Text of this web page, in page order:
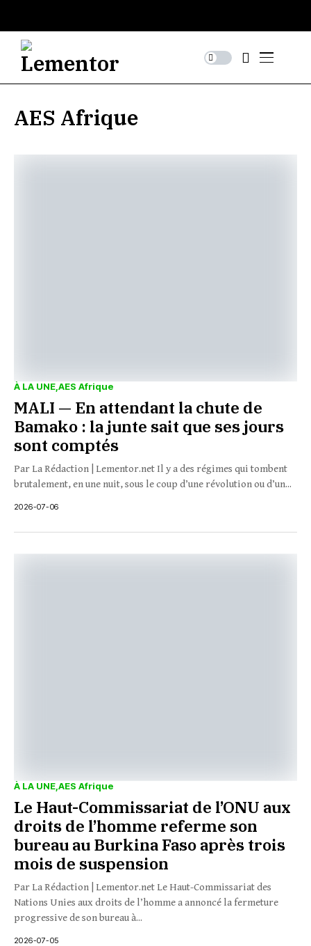
AES Afrique
À LA UNE AES Afrique
MALI — En attendant la chute de
Bamako : la junte sait que ses jours
sont comptés
Par La Rédaction | Lementor.net Il y a des régimes qui tombent
brutalement, en une nuit, sous le coup d’une révolution ou d’un...
2026-07-06
À LA UNE AES Afrique
Le Haut-Commissariat de l’ONU aux
droits de l’homme referme son
bureau au Burkina Faso après trois
mois de suspension
Par La Rédaction | Lementor.net Le Haut-Commissariat des
Nations Unies aux droits de l’homme a annoncé la fermeture
progressive de son bureau à...
2026-07-05